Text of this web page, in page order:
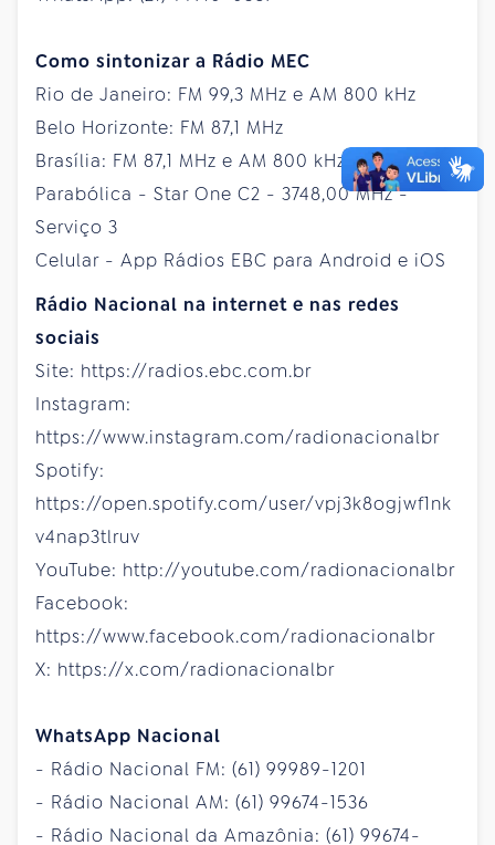
Como sintonizar a Rádio MEC
Rio de Janeiro: FM 99,3 MHz e AM 800 kHz
Belo Horizonte: FM 87,1 MHz
Brasília: FM 87,1 MHz e AM 800 kHz
Parabólica - Star One C2 - 3748,00 MHz -
Serviço 3
Celular - App Rádios EBC para Android e iOS
Rádio Nacional na internet e nas redes
sociais
Site: https://radios.ebc.com.br
Instagram:
https://www.instagram.com/radionacionalbr
Spotify:
https://open.spotify.com/user/vpj3k8ogjwf1nk
v4nap3tlruv
YouTube: http://youtube.com/radionacionalbr
Facebook:
https://www.facebook.com/radionacionalbr
X: https://x.com/radionacionalbr
WhatsApp Nacional
- Rádio Nacional FM: (61) 99989-1201
- Rádio Nacional AM: (61) 99674-1536
- Rádio Nacional da Amazônia: (61) 99674-